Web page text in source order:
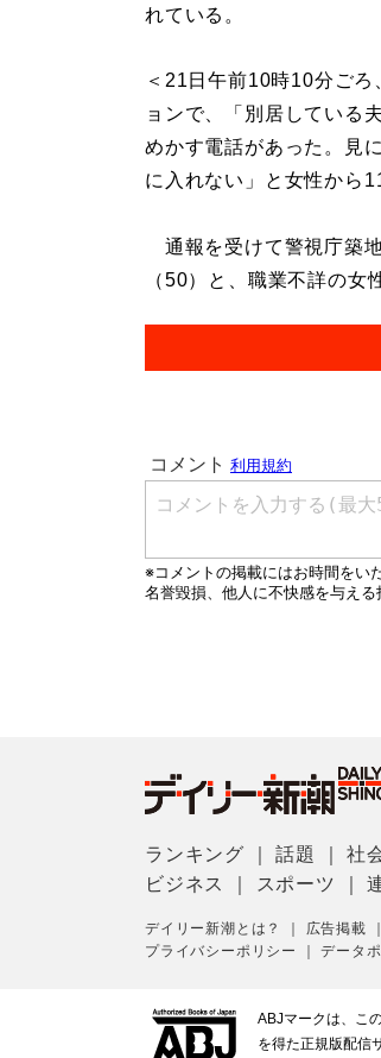
れている。
＜21日午前10時10分ご
ョンで、「別居している
めかす電話があった。見
に入れない」と女性から
通報を受けて警視庁築
（50）と、職業不詳の
ランキング ｜話題 ｜社
ビジネス
スポーツ ｜
デイリー新潮とは？ 広告掲載
プライバシーポリシー
｜データ
ABJマークは、こ
を得た正規版配信